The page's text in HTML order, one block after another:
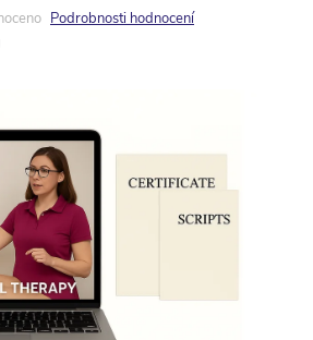
Podrobnosti hodnocení